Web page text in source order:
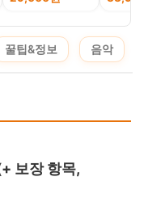
안함),
꿀팁&정보 음악
보장 항목,